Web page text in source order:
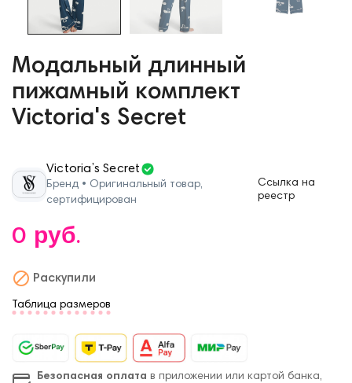
Модальный длинный
пижамный комплект
Victoria's Secret
Victoria’s Secret
Бренд • Оригинальный товар,
сертифицирован
Ссылка на
реестр
0 руб.
 Раскупили
Таблица размеров
Безопасная оплата в приложении или картой банка,